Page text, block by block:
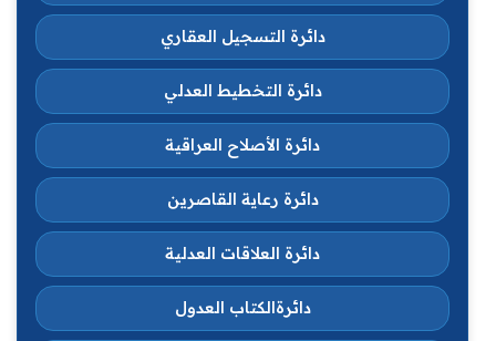
دائرة التسجيل العقاري
دائرة التخطيط العدلي
دائرة الأصلاح العراقية
دائرة رعاية القاصرين
دائرة العلاقات العدلية
دائرةالكتاب العدول